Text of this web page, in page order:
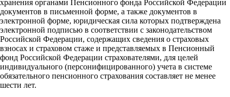
хранения органами Пенсионного фонда Российской Федерации
документов в письменной форме, а также документов в
электронной форме, юридическая сила которых подтверждена
электронной подписью в соответствии с законодательством
Российской Федерации, содержащих сведения о страховых
взносах и страховом стаже и представляемых в Пенсионный
фонд Российской Федерации страхователями, для целей
индивидуального (персонифицированного) учета в системе
обязательного пенсионного страхования составляет не менее
шести лет.